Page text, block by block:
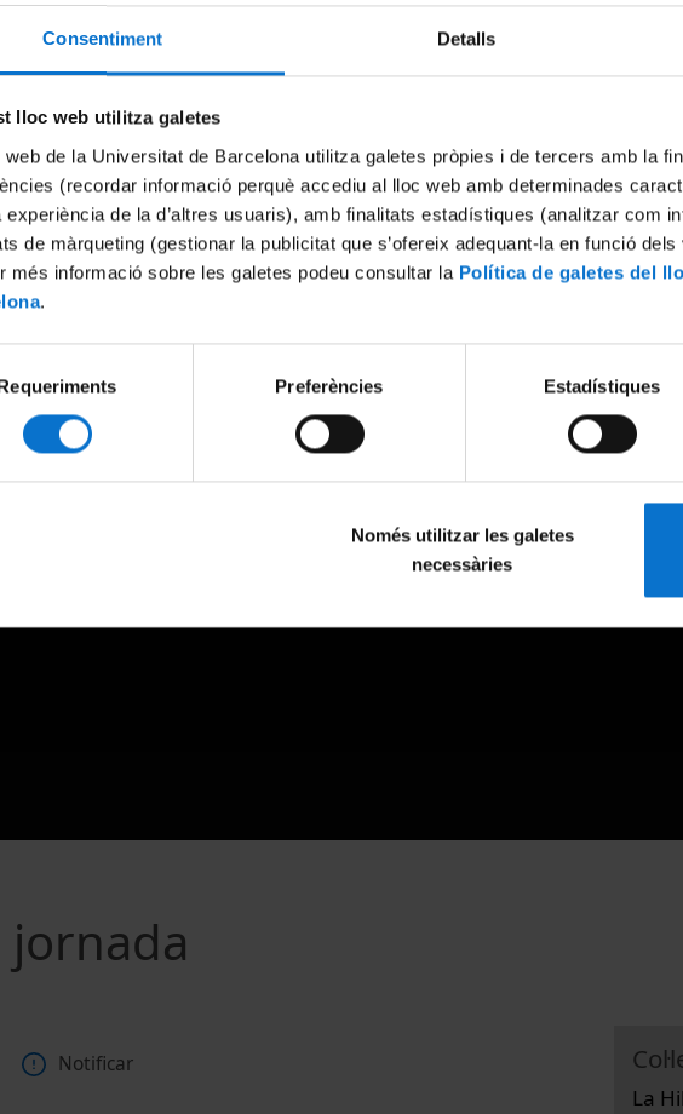
Consentiment Detalls
lloc web utilitza galetes
web de la Universitat de Barcelona utilitza galetes pròpies i de tercers amb la
(recordar informació perquè accediu al lloc web amb determinades
experiència de la d’altres usuaris), amb finalitats estadístiques (analitzar com
de màrqueting (gestionar la publicitat que s’ofereix adequant-la en funció
més informació sobre les galetes podeu consultar la Política de galetes del
.
Preferències Estadístiques
Només utilitzar les galetes
necessàries
jornada
Notificar
La